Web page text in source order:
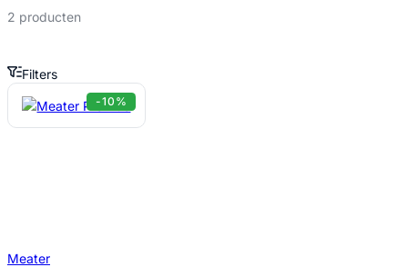
2 producten
Filters
Meater Pro Duo Producten
-10%
Meater